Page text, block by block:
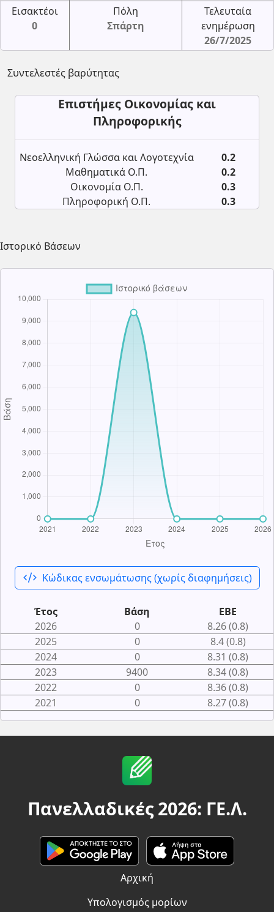
Εισακτέοι
0
Πόλη
Σπάρτη
Τελευταία
ενημέρωση
26/7/2025
Συντελεστές βαρύτητας
Επιστήμες Οικονομίας και
Πληροφορικής
Νεοελληνική Γλώσσα και Λογοτεχνία
0.2
Μαθηματικά Ο.Π.
0.2
Οικονομία Ο.Π.
0.3
Πληροφορική Ο.Π.
0.3
Ιστορικό Βάσεων
code_xml Κώδικας ενσωμάτωσης (χωρίς διαφημήσεις)
Έτος Βάση
ΕΒΕ
2026
0
8.26 (0.8)
2025
0
8.4 (0.8)
2024
0
8.31 (0.8)
2023
9400
8.34 (0.8)
2022
0
8.36 (0.8)
2021
0 8.27 (0.8)
Πανελλαδικές 2026: ΓΕ.Λ.
Αρχική
Υπολογισμός μορίων